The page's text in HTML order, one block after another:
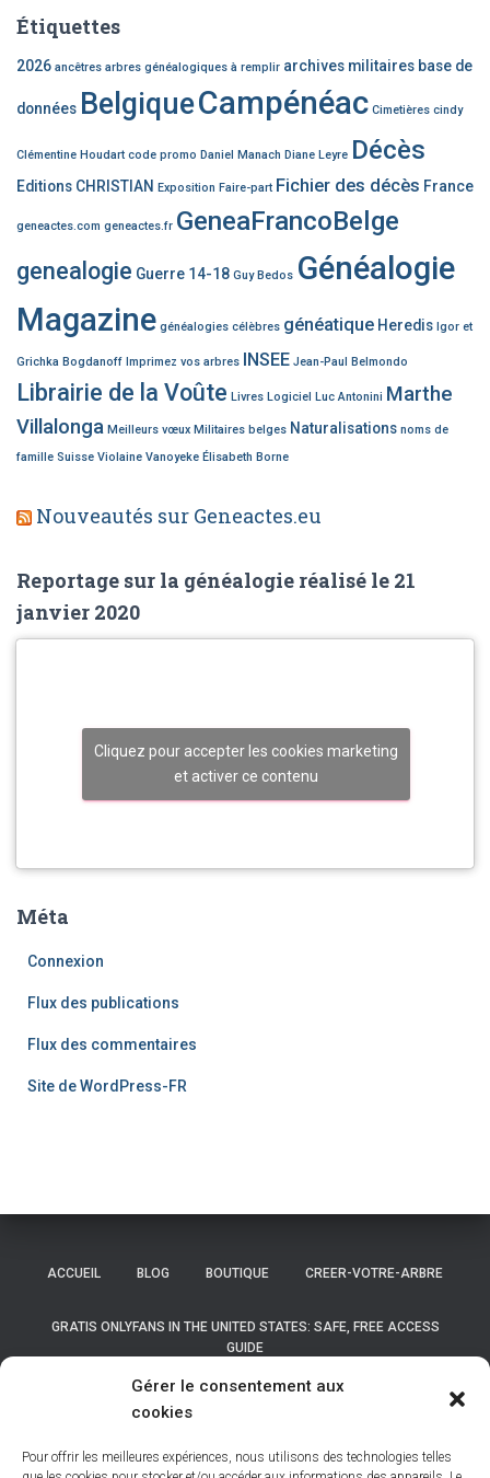
Gérer le consentement aux
cookies
Pour offrir les meilleures expériences, nous utilisons des technologies telles
Étiquettes
2026 ancêtres arbres généalogiques à remplir archives militaires base de
données BelgiqueCampénéac Cimetières cindy
Clémentine Houdart code promo Daniel Manach Diane Leyre Décès
Editions CHRISTIAN Exposition Faire-part Fichier des décès France
geneactes.com geneactes.fr GeneaFrancoBelge
genealogie Guerre 14-18 Guy Bedos Généalogie
Magazine généalogies célèbres généatique Heredis Igor et
Grichka Bogdanoff Imprimez vos arbres INSEE Jean-Paul Belmondo
Librairie de la Voûte Livres Logiciel Luc Antonini Marthe
Villalonga Meilleurs vœux Militaires belges Naturalisations noms de
famille Suisse Violaine Vanoyeke Élisabeth Borne
Nouveautés sur Geneactes.eu
Reportage sur la généalogie réalisé le 21
janvier 2020
Cliquez pour accepter les cookies marketing
et activer ce contenu
Méta
Connexion
Flux des publications
Flux des commentaires
Site de WordPress-FR
ACCUEIL BLOG BOUTIQUE CREER-VOTRE-ARBRE
GRATIS ONLYFANS IN THE UNITED STATES: SAFE, FREE ACCESS
GUIDE